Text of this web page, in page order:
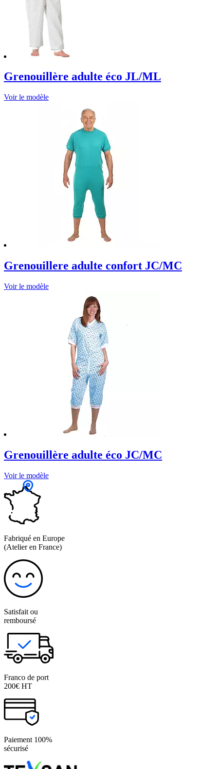
Grenouillère adulte éco JL/ML
Voir le modèle
Grenouillere adulte confort JC/MC
Voir le modèle
Grenouillère adulte éco JC/MC
Voir le modèle
Fabriqué en Europe
(Atelier en France)
Satisfait ou
remboursé
Franco de port
200€ HT
Paiement 100%
sécurisé